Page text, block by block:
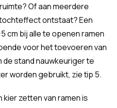
Of aan meerdere
ontstaat? Een
cm bij alle te openen ramen
voor het toevoeren van
de stand nauwkeuriger te
worden gebruikt, zie tip 5.
zetten van ramen is